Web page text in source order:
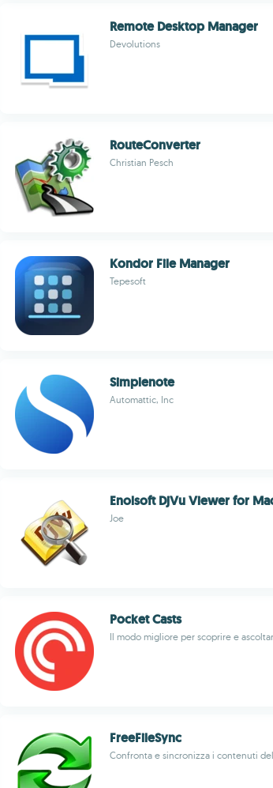
Remote Desktop Manager
Devolutions
RouteConverter
Christian Pesch
Kondor File Manager
Tepesoft
Simplenote
Automattic, Inc
Enolsoft DjVu Viewer for
Joe
Pocket Casts
Il modo migliore per scoprire e
FreeFileSync
Confronta e sincronizza i contenuti